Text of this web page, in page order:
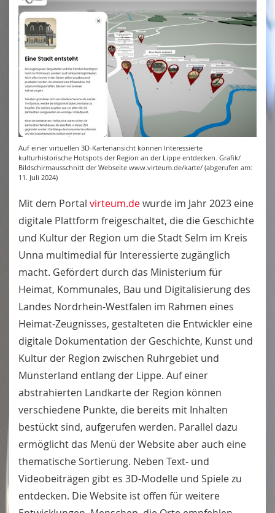
Auf einer virtuellen 3D-Kartenansicht können Interessierte
kulturhistorische Hotspots der Region an der Lippe entdecken. Grafik/
Bildschirmausschnitt der Webseite www.virteum.de/karte/ (abgerufen am:
11. Juli 2024)
Mit dem Portal virteum.dewurde im Jahr 2023 eine
digitale Plattform freigeschaltet, die die Geschichte
und Kultur der Region um die Stadt Selm im Kreis
Unna multimedial für Interessierte zugänglich
macht. Gefördert durch das Ministerium für
Heimat, Kommunales, Bau und Digitalisierung des
Landes Nordrhein-Westfalen im Rahmen eines
Heimat-Zeugnisses, gestalteten die Entwickler eine
digitale Dokumentation der Geschichte, Kunst und
Kultur der Region zwischen Ruhrgebiet und
Münsterland entlang der Lippe. Auf einer
abstrahierten Landkarte der Region können
verschiedene Punkte, die bereits mit Inhalten
bestückt sind, aufgerufen werden. Parallel dazu
ermöglicht das Menü der Website aber auch eine
thematische Sortierung. Neben Text- und
Videobeiträgen gibt es 3D-Modelle und Spiele zu
entdecken. Die Website ist offen für weitere